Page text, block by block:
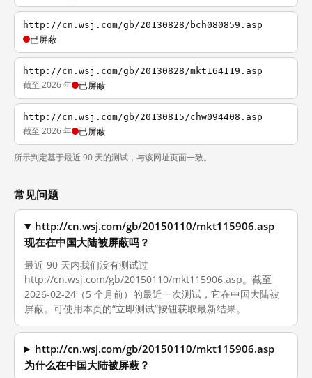
http://cn.wsj.com/gb/20130828/bch080859.asp
已屏蔽
http://cn.wsj.com/gb/20130828/mkt164119.asp
截至 2026 年 已屏蔽
http://cn.wsj.com/gb/20130815/chw094408.asp
截至 2026 年 已屏蔽
所示判定基于最近 90 天的测试，与该网址页面一致。
常见问题
http://cn.wsj.com/gb/20150110/mkt115906.asp
现在在中国大陆被屏蔽吗？
最近 90 天内我们没有测试过
http://cn.wsj.com/gb/20150110/mkt115906.asp。截至
2026-02-24（5 个月前）的最近一次测试，它在中国大陆被
屏蔽。可使用本页的“立即测试”按钮获取最新结果。
http://cn.wsj.com/gb/20150110/mkt115906.asp
为什么在中国大陆被屏蔽？